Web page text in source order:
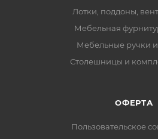
Лотки, поддоны,
Мебельная
Мебельные ручки
Столешницы и
ОФЕРТА
Пользовательское